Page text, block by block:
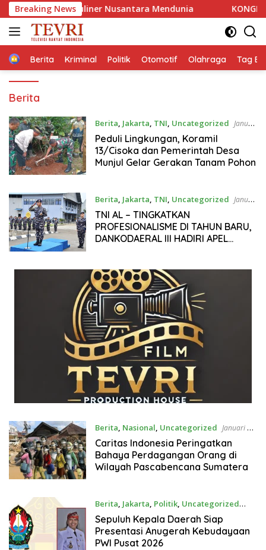
Langsung
ke
konten
Breaking News
Kuliner Nusantara Mendunia KONGRES Wanita
HomeBerita Kriminal Politik Otomotif Olahraga Tag
Berita
Berita, Jakarta, TNI, Uncategorized Januari
6, 2026
Peduli Lingkungan, Koramil
13/Cisoka dan Pemerintah Desa
Munjul Gelar Gerakan Tanam Pohon
Berita, Jakarta, TNI, Uncategorized Januari
5, 2026
TNI AL – TINGKATKAN
PROFESIONALISME DI TAHUN BARU,
DANKODAERAL III HADIRI APEL
Berita, Nasional, Uncategorized Januari 5,
2026
Caritas Indonesia Peringatkan
Bahaya Perdagangan Orang di
Wilayah Pascabencana Sumatera
Berita, Jakarta, Politik, Uncategorized
Januari 5, 2026
Sepuluh Kepala Daerah Siap
Presentasi Anugerah Kebudayaan
PWI Pusat 2026